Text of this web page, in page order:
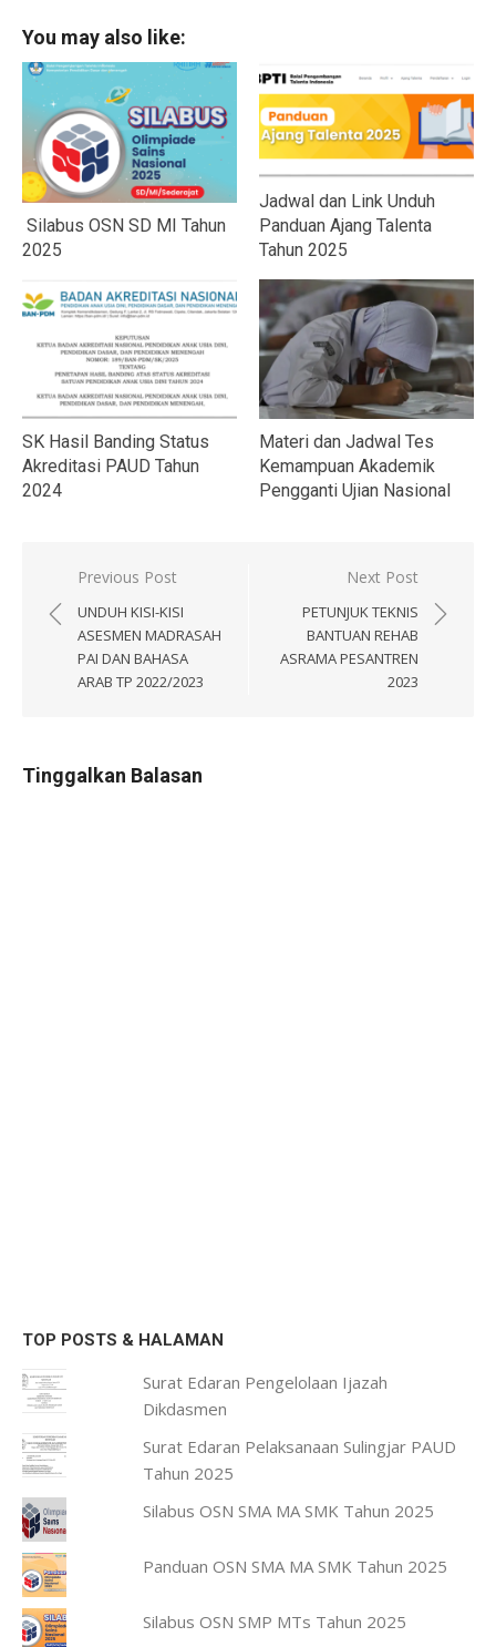
You may also like:
Silabus OSN SD MI Tahun
2025
Jadwal dan Link Unduh
Panduan Ajang Talenta
Tahun 2025
SK Hasil Banding Status
Akreditasi PAUD Tahun
2024
Materi dan Jadwal Tes
Kemampuan Akademik
Pengganti Ujian Nasional
Navigasi
pos
Previous Post
UNDUH KISI-KISI
ASESMEN MADRASAH
PAI DAN BAHASA
ARAB TP 2022/2023
Next Post
PETUNJUK TEKNIS
BANTUAN REHAB
ASRAMA PESANTREN
2023
Tinggalkan Balasan
TOP POSTS & HALAMAN
Surat Edaran Pengelolaan Ijazah
Dikdasmen
Surat Edaran Pelaksanaan Sulingjar PAUD
Tahun 2025
Silabus OSN SMA MA SMK Tahun 2025
Panduan OSN SMA MA SMK Tahun 2025
Silabus OSN SMP MTs Tahun 2025